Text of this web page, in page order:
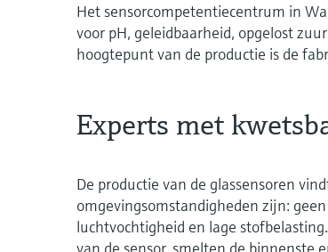
Het sensorcompetentiecentrum in
voor pH, geleidbaarheid, opgelost
hoogtepunt van de productie is de
Experts met
De productie van de glassensoren
omgevingsomstandigheden zijn:
luchtvochtigheid en lage